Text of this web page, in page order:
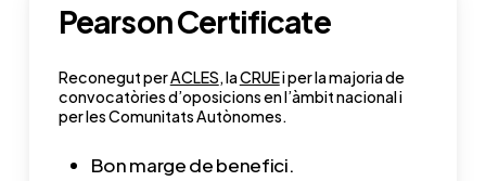
Pearson Certificate
Reconegut perACLES, laCRUEi per la majoria de
convocatòries d’oposicions en l’àmbit nacional i
per les Comunitats Autònomes.
Bon marge de benefici.